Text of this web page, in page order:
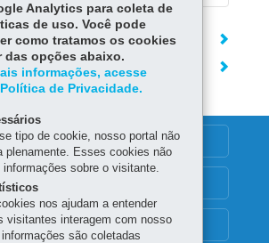
CORRUPÇÃO
Analytics para coleta de
de uso. Você pode
como tratamos os cookies
das opções abaixo.
informações, acesse
de Privacidade.
tipo de cookie, nosso portal não
plenamente. Esses cookies não
informações sobre o visitante.
nos ajudam a entender
visitantes interagem com nosso
são coletadas